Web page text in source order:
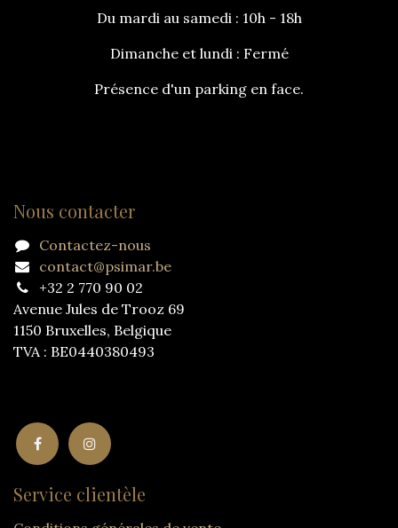
Du mardi au samedi : 10h - 18h
Dimanche et lundi : Fermé
Présence d'un parking en face.
Nous contacter
Contactez-nous
contact@psimar.be
+32 2 770 90 02
Avenue Jules de Trooz 69
1150 Bruxelles, Belgique
TVA : BE0440380493
Service clientèle